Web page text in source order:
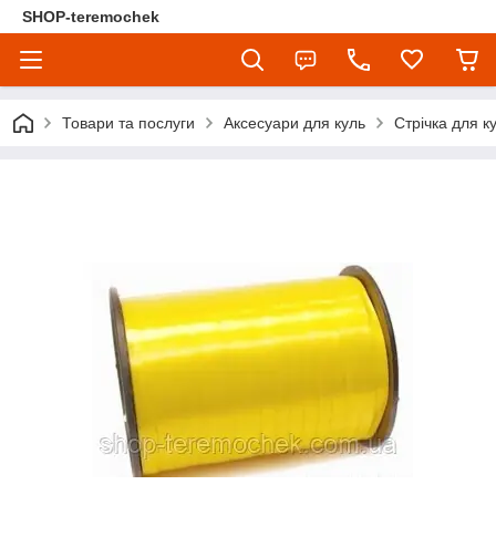
SHOP-teremochek
Товари та послуги Аксесуари для куль Стрічка для